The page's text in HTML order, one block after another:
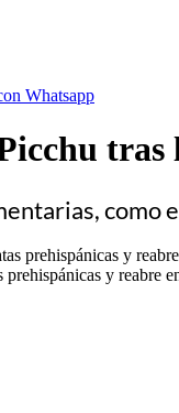
tras
como
y reabre